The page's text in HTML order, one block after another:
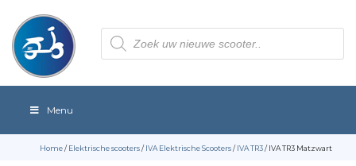
Producten
zoeken
Menu
Home/Elektrische scooters/IVA Elektrische Scooters/IVA TR3/ IVA TR3 Matzwart